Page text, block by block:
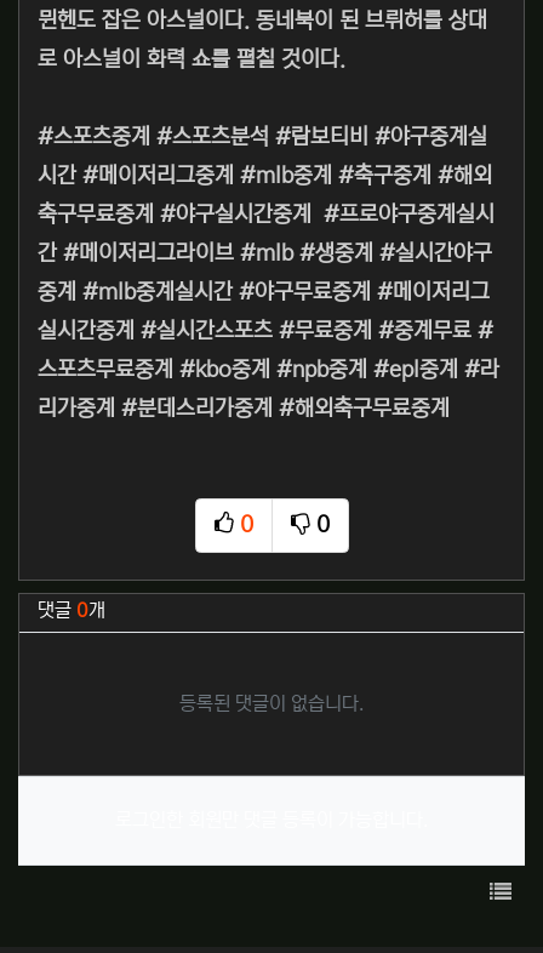
뮌헨도 잡은 아스널이다. 동네북이 된 브뤼허를 상대
로 아스널이 화력 쇼를 펼칠 것이다.
#스포츠중계 #스포츠분석 #람보티비 #야구중계실
시간 #메이저리그중계 #mlb중계 #축구중계 #해외
축구무료중계 #야구실시간중계 #프로야구중계실시
간 #메이저리그라이브 #mlb #생중계 #실시간야구
중계 #mlb중계실시간 #야구무료중계 #메이저리그
실시간중계 #실시간스포츠 #무료중계 #중계무료 #
스포츠무료중계 #kbo중계 #npb중계 #epl중계 #라
리가중계 #분데스리가중계 #해외축구무료중계
0
추천
0
비추천
관련자료
댓글 0개
등록된 댓글이 없습니다.
목록